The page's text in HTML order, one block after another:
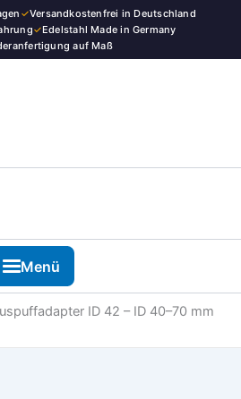
✓Versandkostenfrei in Deutschland
✓Edelstahl Made in Germany
auf Maß
Menü
ID 42 – ID 40–70 mm